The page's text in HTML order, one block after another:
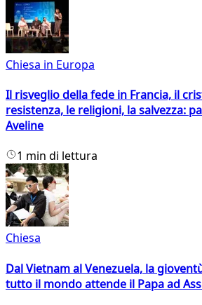
Chiesa in Europa
Il risveglio della fede in Francia, il
resistenza, le religioni, la salvezza:
Aveline
1 min di lettura
Chiesa
Dal Vietnam al Venezuela, la
tutto il mondo attende il Papa ad